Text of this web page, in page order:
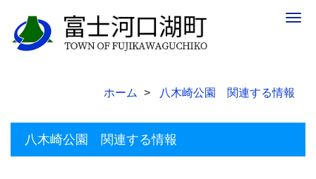
ホーム 八木崎公園 関連する情報
八木崎公園 関連する情報